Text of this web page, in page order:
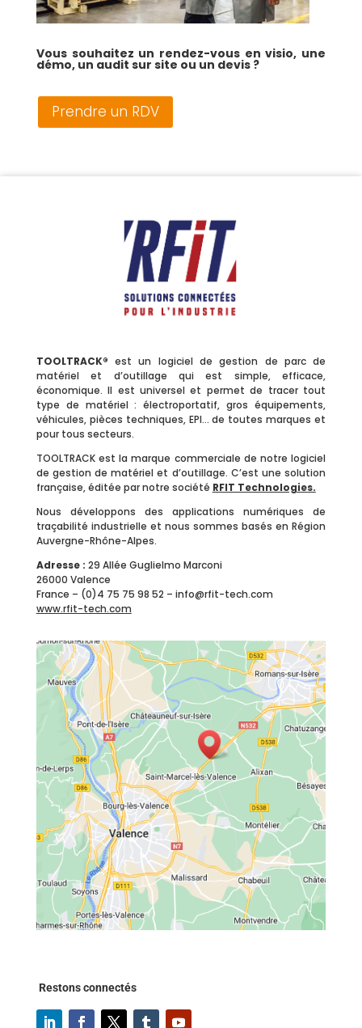
Vous souhaitez un rendez-vous en visio, une
démo, un audit sur site ou un devis ?
Prendre un RDV
TOOLTRACK® est un logiciel de gestion de parc de
matériel et d’outillage qui est simple, efficace,
économique. Il est universel et permet de tracer tout
type de matériel : électroportatif, gros équipements,
véhicules, pièces techniques, EPI… de toutes marques et
pour tous secteurs.
TOOLTRACK est la marque commerciale de notre logiciel
de gestion de matériel et d’outillage. C’est une solution
française, éditée par notre société RFIT Technologies.
Nous développons des applications numériques de
traçabilité industrielle et nous sommes basés en Région
Auvergne-Rhône-Alpes.
Adresse : 29 Allée Guglielmo Marconi
26000 Valence
France – (0)4 75 75 98 52 – info@rfit-tech.com
www.rfit-tech.com
Restons connectés